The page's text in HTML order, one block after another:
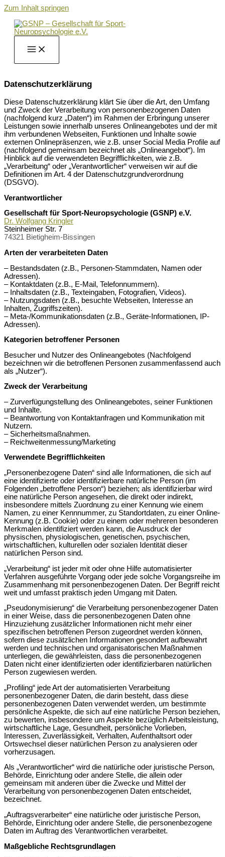
Zum Inhalt springen
Datenschutzerklärung
Diese Datenschutzerklärung klärt Sie über die Art, den Umfang
und Zweck der Verarbeitung von personenbezogenen Daten
(nachfolgend kurz „Daten“) im Rahmen der Erbringung unserer
Leistungen sowie innerhalb unseres Onlineangebotes und der mit
ihm verbundenen Webseiten, Funktionen und Inhalte sowie
externen Onlinepräsenzen, wie z.B. unser Social Media Profile auf
(nachfolgend gemeinsam bezeichnet als „Onlineangebot“). Im
Hinblick auf die verwendeten Begrifflichkeiten, wie z.B.
„Verarbeitung“ oder „Verantwortlicher“ verweisen wir auf die
Definitionen im Art. 4 der Datenschutzgrundverordnung
(DSGVO).
Verantwortlicher
Gesellschaft für Sport-Neuropsychologie (GSNP) e.V.
Dr. Wolfgang Kringler
Steinheimer Str. 7
74321 Bietigheim-Bissingen
Arten der verarbeiteten Daten
– Bestandsdaten (z.B., Personen-Stammdaten, Namen oder
Adressen).
– Kontaktdaten (z.B., E-Mail, Telefonnummern).
– Inhaltsdaten (z.B., Texteingaben, Fotografien, Videos).
– Nutzungsdaten (z.B., besuchte Webseiten, Interesse an
Inhalten, Zugriffszeiten).
– Meta-/Kommunikationsdaten (z.B., Geräte-Informationen, IP-
Adressen).
Kategorien betroffener Personen
Besucher und Nutzer des Onlineangebotes (Nachfolgend
bezeichnen wir die betroffenen Personen zusammenfassend auch
als „Nutzer“).
Zweck der Verarbeitung
– Zurverfügungstellung des Onlineangebotes, seiner Funktionen
und Inhalte.
– Beantwortung von Kontaktanfragen und Kommunikation mit
Nutzern.
– Sicherheitsmaßnahmen.
– Reichweitenmessung/Marketing
Verwendete Begrifflichkeiten
„Personenbezogene Daten“ sind alle Informationen, die sich auf
eine identifizierte oder identifizierbare natürliche Person (im
Folgenden „betroffene Person“) beziehen; als identifizierbar wird
eine natürliche Person angesehen, die direkt oder indirekt,
insbesondere mittels Zuordnung zu einer Kennung wie einem
Namen, zu einer Kennnummer, zu Standortdaten, zu einer Online-
Kennung (z.B. Cookie) oder zu einem oder mehreren besonderen
Merkmalen identifiziert werden kann, die Ausdruck der
physischen, physiologischen, genetischen, psychischen,
wirtschaftlichen, kulturellen oder sozialen Identität dieser
natürlichen Person sind.
„Verarbeitung“ ist jeder mit oder ohne Hilfe automatisierter
Verfahren ausgeführte Vorgang oder jede solche Vorgangsreihe im
Zusammenhang mit personenbezogenen Daten. Der Begriff reicht
weit und umfasst praktisch jeden Umgang mit Daten.
„Pseudonymisierung“ die Verarbeitung personenbezogener Daten
in einer Weise, dass die personenbezogenen Daten ohne
Hinzuziehung zusätzlicher Informationen nicht mehr einer
spezifischen betroffenen Person zugeordnet werden können,
sofern diese zusätzlichen Informationen gesondert aufbewahrt
werden und technischen und organisatorischen Maßnahmen
unterliegen, die gewährleisten, dass die personenbezogenen
Daten nicht einer identifizierten oder identifizierbaren natürlichen
Person zugewiesen werden.
„Profiling“ jede Art der automatisierten Verarbeitung
personenbezogener Daten, die darin besteht, dass diese
personenbezogenen Daten verwendet werden, um bestimmte
persönliche Aspekte, die sich auf eine natürliche Person beziehen,
zu bewerten, insbesondere um Aspekte bezüglich Arbeitsleistung,
wirtschaftliche Lage, Gesundheit, persönliche Vorlieben,
Interessen, Zuverlässigkeit, Verhalten, Aufenthaltsort oder
Ortswechsel dieser natürlichen Person zu analysieren oder
vorherzusagen.
Als „Verantwortlicher“ wird die natürliche oder juristische Person,
Behörde, Einrichtung oder andere Stelle, die allein oder
gemeinsam mit anderen über die Zwecke und Mittel der
Verarbeitung von personenbezogenen Daten entscheidet,
bezeichnet.
„Auftragsverarbeiter“ eine natürliche oder juristische Person,
Behörde, Einrichtung oder andere Stelle, die personenbezogene
Daten im Auftrag des Verantwortlichen verarbeitet.
Maßgebliche Rechtsgrundlagen